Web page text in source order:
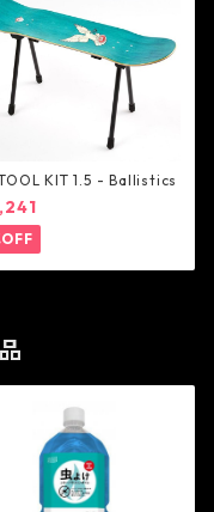
KIT 1.5 - Ballistics